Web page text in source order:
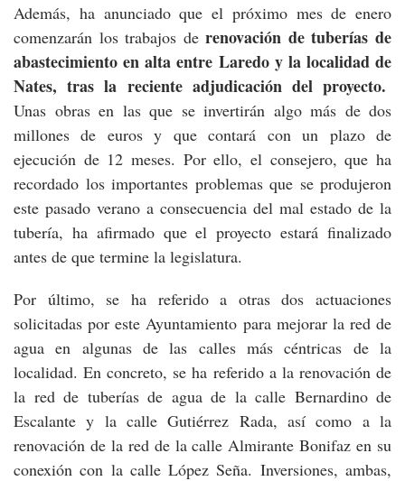
Además, ha anunciado que el próximo mes de enero
comenzarán los trabajos derenovación de tuberías de
abastecimiento en alta entre Laredo y la localidad de
Nates, tras la reciente adjudicación del proyecto.
Unas obras en las que se invertirán algo más de dos
millones de euros y que contará con un plazo de
ejecución de 12 meses. Por ello, el consejero, que ha
recordado los importantes problemas que se produjeron
este pasado verano a consecuencia del mal estado de la
tubería, ha afirmado que el proyecto estará finalizado
antes de que termine la legislatura.
Por último, se ha referido a otras dos actuaciones
solicitadas por este Ayuntamiento para mejorar la red de
agua en algunas de las calles más céntricas de la
localidad. En concreto, se ha referido a la renovación de
la red de tuberías de agua de la calle Bernardino de
Escalante y la calle Gutiérrez Rada, así como a la
renovación de la red de la calle Almirante Bonifaz en su
conexión con la calle López Seña. Inversiones, ambas,